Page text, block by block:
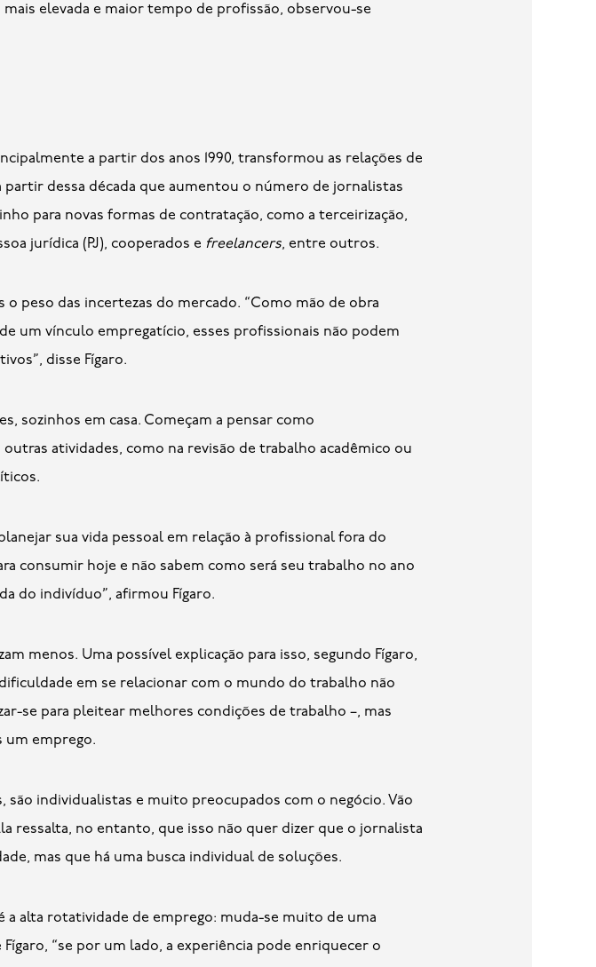
elevada e maior tempo de profissão, observou-se
a partir dos anos 1990, transformou as relações de
dessa década que aumentou o número de jornalistas
para novas formas de contratação, como a terceirização,
jurídica (PJ), cooperados e freelancers, entre outros.
peso das incertezas do mercado. “Como mão de obra
um vínculo empregatício, esses profissionais não podem
disse Fígaro.
sozinhos em casa. Começam a pensar como
atividades, como na revisão de trabalho acadêmico ou
sua vida pessoal em relação à profissional fora do
consumir hoje e não sabem como será seu trabalho no ano
do indivíduo”, afirmou Fígaro.
menos. Uma possível explicação para isso, segundo Fígaro,
em se relacionar com o mundo do trabalho não
se para pleitear melhores condições de trabalho –, mas
um emprego.
individualistas e muito preocupados com o negócio. Vão
ressalta, no entanto, que isso não quer dizer que o jornalista
mas que há uma busca individual de soluções.
a alta rotatividade de emprego: muda-se muito de uma
“se por um lado, a experiência pode enriquecer o